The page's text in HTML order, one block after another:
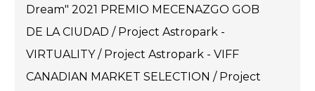
Dream" 2021 PREMIO MECENAZGO GOB
DE LA CIUDAD / Project Astropark -
VIRTUALITY / Project Astropark - VIFF
CANADIAN MARKET SELECTION / Project